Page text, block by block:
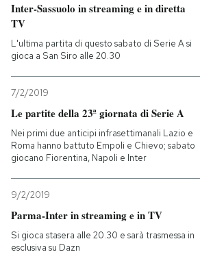
Inter-Sassuolo in streaming e in diretta
TV
L'ultima partita di questo sabato di Serie A si
gioca a San Siro alle 20.30
7/2/2019
Le partite della 23ª giornata di Serie A
Nei primi due anticipi infrasettimanali Lazio e
Roma hanno battuto Empoli e Chievo; sabato
giocano Fiorentina, Napoli e Inter
9/2/2019
Parma-Inter in streaming e in TV
Si gioca stasera alle 20.30 e sarà trasmessa in
esclusiva su Dazn